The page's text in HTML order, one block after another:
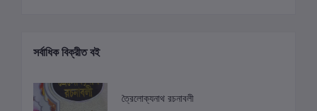
সর্বাধিক বিক্রীত বই
ত্রৈলোক্যনাথ রচনাবলী